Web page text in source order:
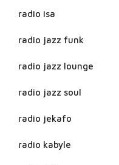
radio isa
radio jazz funk
radio jazz lounge
radio jazz soul
radio jekafo
radio kabyle